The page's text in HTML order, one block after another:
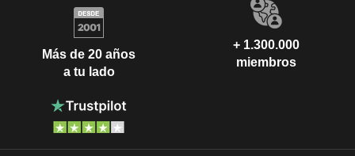
Más de 20 años
a tu lado
+ 1.300.000
miembros